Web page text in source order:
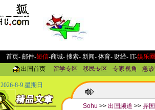
首页- 邮件-短信-商城- 搜索-新闻- 体育-财经- IT-娱乐圈
出国首页
留学专区 - 移民专区 - 专家视角 - 急
2026-8-9 星期日
Sohu >> 出国频道 >> 异